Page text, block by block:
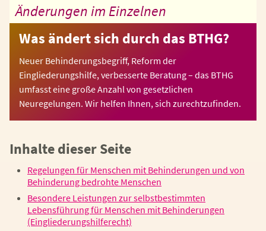
Änderungen im Einzelnen
Was ändert sich durch das BTHG?
Neuer Behinderungsbegriff, Reform der
Eingliederungshilfe, verbesserte Beratung – das BTHG
umfasst eine große Anzahl von gesetzlichen
Neuregelungen. Wir helfen Ihnen, sich zurechtzufinden.
Inhalte dieser Seite
Regelungen für Menschen mit Behinderungen und von
Behinderung bedrohte Menschen
Besondere Leistungen zur selbstbestimmten
Lebensführung für Menschen mit Behinderungen
(Eingliederungshilferecht)